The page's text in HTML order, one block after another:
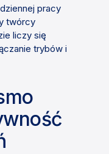
pracy
twórcy
liczy się
trybów i